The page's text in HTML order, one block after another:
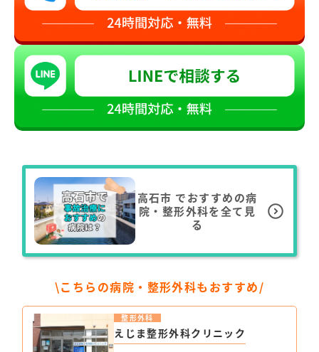
高石市 でおすすめの病
院・整形外科を全て見
る
\こちらの病院・整形外科もおすすめ/
えじま整形外科クリニック
整形外科